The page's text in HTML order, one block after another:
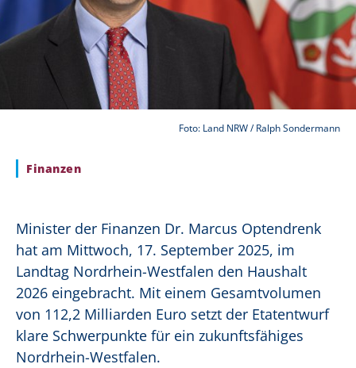
Foto: Land NRW / Ralph Sondermann
Finanzen
Minister der Finanzen Dr. Marcus Optendrenk
hat am Mittwoch, 17. September 2025, im
Landtag Nordrhein-Westfalen den Haushalt
2026 eingebracht. Mit einem Gesamtvolumen
von 112,2 Milliarden Euro setzt der Etatentwurf
klare Schwerpunkte für ein zukunftsfähiges
Nordrhein-Westfalen.